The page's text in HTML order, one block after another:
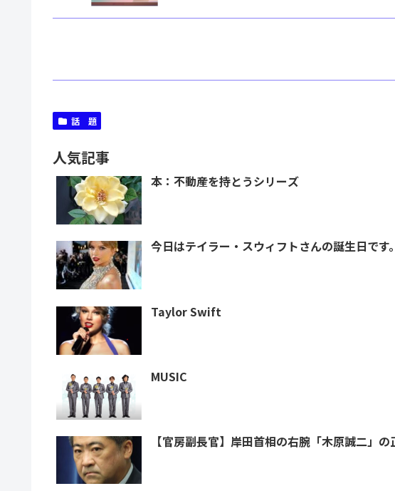
話 題
人気記事
本：不動産を持とうシリーズ
今日はテイラー・スウィフトさんの誕生日です。
Taylor Swift
MUSIC
【官房副長官】岸田首相の右腕「木原誠二」の